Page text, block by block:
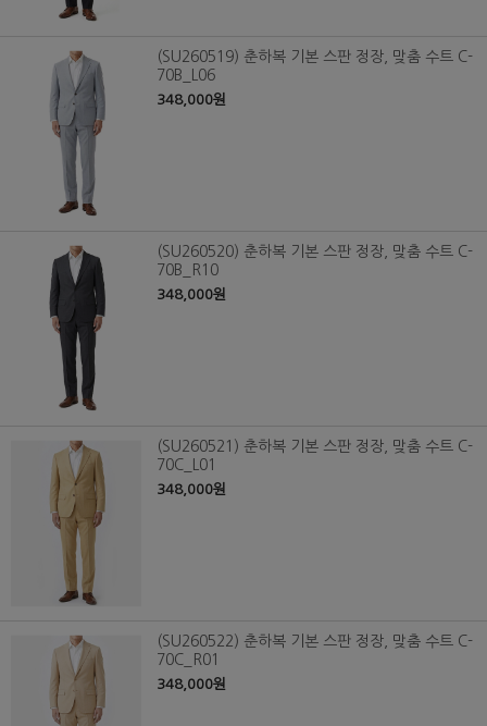
(SU260519) 춘하복 기본 스판 정장, 맞춤 수트 C-
70B_L06
348,000원
(SU260520) 춘하복 기본 스판 정장, 맞춤 수트 C-
70B_R10
348,000원
(SU260521) 춘하복 기본 스판 정장, 맞춤 수트 C-
70C_L01
348,000원
(SU260522) 춘하복 기본 스판 정장, 맞춤 수트 C-
70C_R01
348,000원